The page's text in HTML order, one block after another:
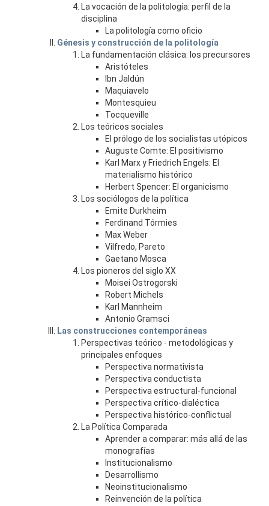
La vocación de la politología: perfil de la
disciplina
La politología como oficio
Génesis y construcción de la politología
La fundamentación clásica: los precursores
Aristóteles
Ibn Jaldún
Maquiavelo
Montesquieu
Tocqueville
Los teóricos sociales
El prólogo de los socialistas utópicos
Auguste Comte: El positivismo
Karl Marx y Friedrich Engels: El
materialismo histórico
Herbert Spencer: El organicismo
Los sociólogos de la política
Emite Durkheim
Ferdinand Tórmies
Max Weber
Vilfredo, Pareto
Gaetano Mosca
Los pioneros del siglo XX
Moisei Ostrogorski
Robert Michels
Karl Mannheim
Antonio Gramsci
Las construcciones contemporáneas
Perspectivas teórico - metodológicas y
principales enfoques
Perspectiva normativista
Perspectiva conductista
Perspectiva estructural-funcional
Perspectiva crítico-dialéctica
Perspectiva histórico-conflictual
La Política Comparada
Aprender a comparar: más allá de las
monografías
Institucionalismo
Desarrollismo
Neoinstitucionalismo
Reinvención de la política